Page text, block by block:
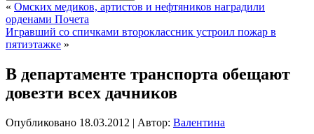
« Омских медиков, артистов и нефтяников наградили
орденами Почета
Игравший со спичками второклассник устроил пожар в
пятиэтажке »
В департаменте транспорта обещают
довезти всех дачников
Опубликовано 18.03.2012 | Автор: Валентина